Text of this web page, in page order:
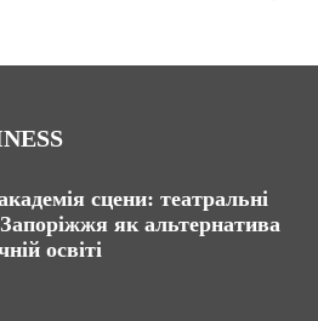
сцени: театральні
Запоріжжя як альтернатива
освіті